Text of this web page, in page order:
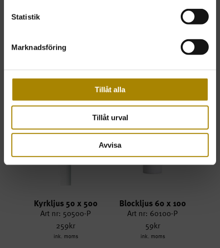
Statistik
Marknadsföring
Tillåt alla
Tillåt urval
Avvisa
ink. moms
Blockljus 50 x 300
Kyrkljus 50 x 500
Art nr: 50500-P
259kr
ink. moms
Blockljus 60 x 100
Art nr: 60100-P
59kr
ink. moms